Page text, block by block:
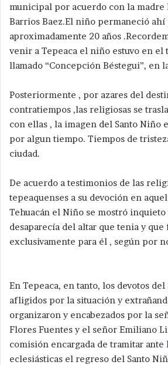
municipal por acuerdo con la madre
Barrios Baez.El niño permaneció
aproximadamente 20 años
venir a Tepeaca el niño estuvo en el
llamado “Concepción Béstegui”, en
Posteriormente , por azares del
contratiempos ,las religiosas se
con ellas , la imagen del Santo Niño
por algun tiempo. Tiempos de
ciudad.
De acuerdo a testimonios de las
tepeaquenses a su devoción en
Tehuacán el Niño se mostró
desaparecía del altar que tenia y
exclusivamente para él , según por
En Tepeaca, en tanto, los devotos
afligidos por la situación y
organizaron y encabezados por la
Flores Fuentes y el señor Emiliano
comisión encargada de tramitar ante
eclesiásticas el regreso del Santo